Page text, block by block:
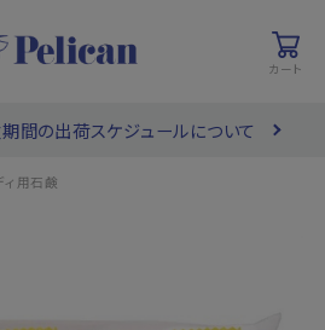
カート
期間の出荷スケジュールについて
ィ用石鹸